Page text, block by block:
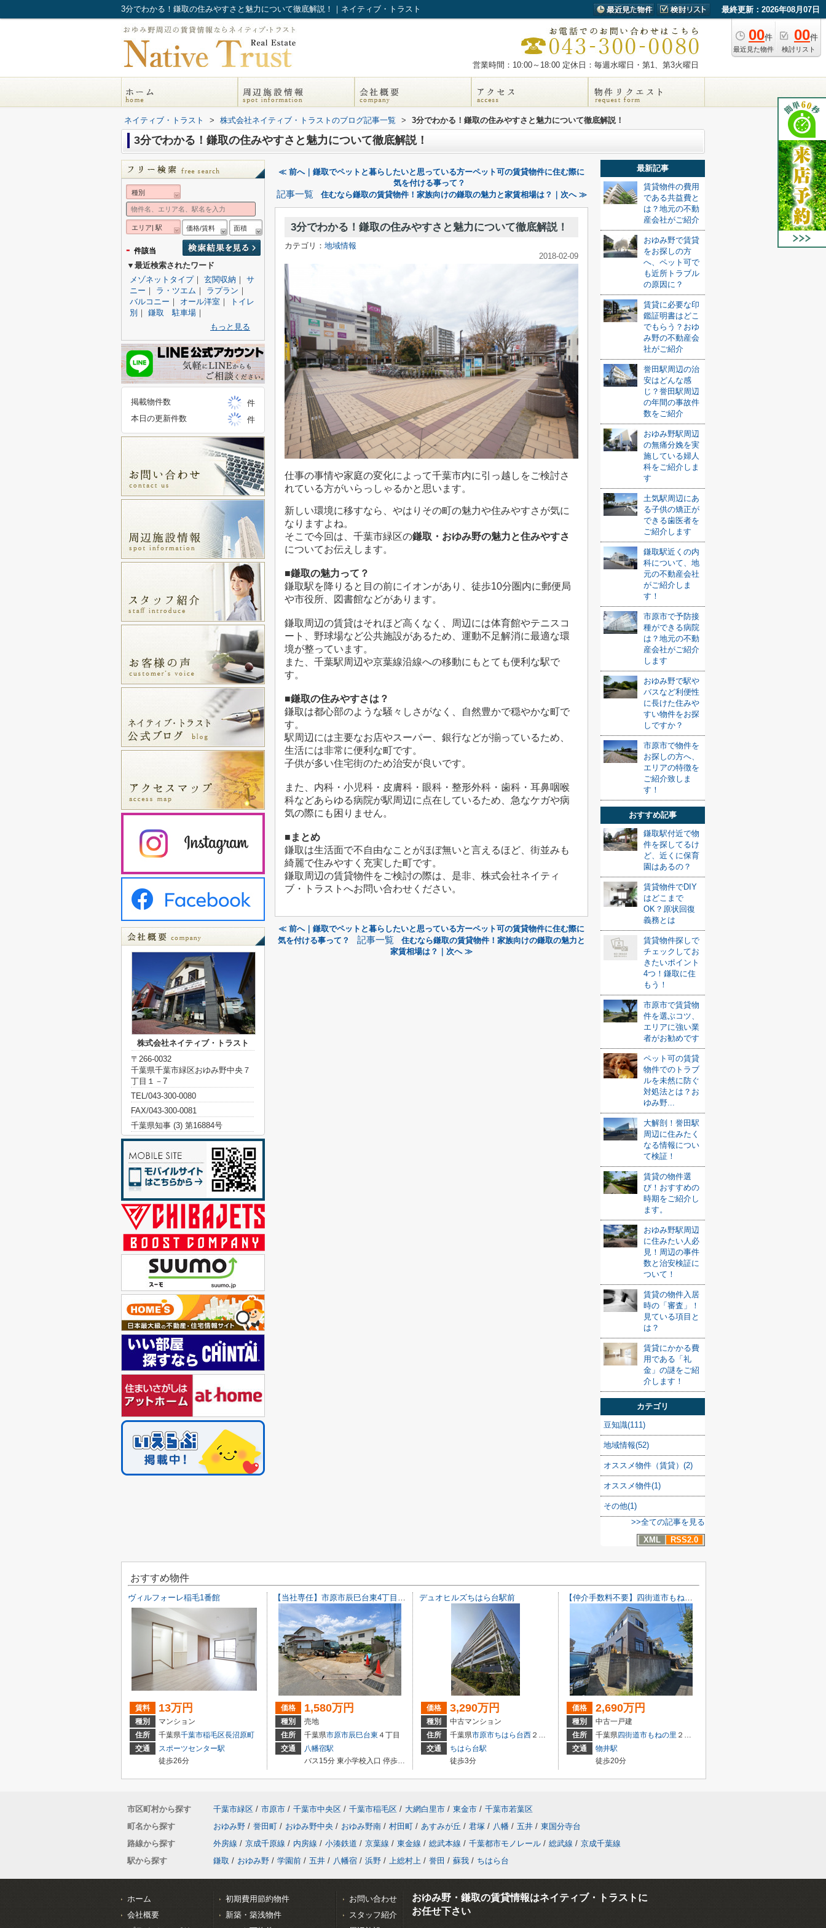
3分でわかる！鎌取の住みやすさと魅力について徹底解説！｜ネイティブ・トラスト 最終更新：2026年08月07日
00件
最近見た物件
00件
検討リスト
営業時間：10:00～18:00 定休日：毎週水曜日・第1、第3火曜日
ネイティブ・トラスト > 株式会社ネイティブ・トラストのブログ記事一覧 > 3分でわかる！鎌取の住みやすさと魅力について徹底解説！
3分でわかる！鎌取の住みやすさと魅力について徹底解説！
≪ 前へ｜鎌取でペットと暮らしたいと思っている方ーペット可の賃貸物件に住む際に
気を付ける事って？
記事一覧 住むなら鎌取の賃貸物件！家族向けの鎌取の魅力と家賃相場は？｜次へ ≫
3分でわかる！鎌取の住みやすさと魅力について徹底解説！
カテゴリ： 地域情報
2018-02-09
仕事の事情や家庭の変化によって千葉市内に引っ越しをご検討さ
れている方がいらっしゃるかと思います。
新しい環境に移すなら、やはりその町の魅力や住みやすさが気に
なりますよね。
そこで今回は、千葉市緑区の鎌取・おゆみ野の魅力と住みやすさ
についてお伝えします。
■鎌取の魅力って？
鎌取駅を降りると目の前にイオンがあり、徒歩10分圏内に郵便局
や市役所、図書館などがあります。
鎌取周辺の賃貸はそれほど高くなく、周辺には体育館やテニスコ
ート、野球場など公共施設があるため、運動不足解消に最適な環
境が整っています。
また、千葉駅周辺や京葉線沿線への移動にもとても便利な駅で
す。
■鎌取の住みやすさは？
鎌取は都心部のような騒々しさがなく、自然豊かで穏やかな町で
す。
駅周辺には主要なお店やスーパー、銀行などが揃っているため、
生活には非常に便利な町です。
子供が多い住宅街のため治安が良いです。
また、内科・小児科・皮膚科・眼科・整形外科・歯科・耳鼻咽喉
科などあらゆる病院が駅周辺に点在しているため、急なケガや病
気の際にも困りません。
■まとめ
鎌取は生活面で不自由なことがほぼ無いと言えるほど、街並みも
綺麗で住みやすく充実した町です。
鎌取周辺の賃貸物件をご検討の際は、是非、株式会社ネイティ
ブ・トラストへお問い合わせください。
≪ 前へ｜鎌取でペットと暮らしたいと思っている方ーペット可の賃貸物件に住む際に
気を付ける事って？
記事一覧
住むなら鎌取の賃貸物件！家族向けの鎌取の魅力と
家賃相場は？｜次へ ≫
最新記事
賃貸物件の費用
である共益費と
は？地元の不動
産会社がご紹介
おゆみ野で賃貸
をお探しの方
へ、ペット可で
も近所トラブル
の原因に？
賃貸に必要な印
鑑証明書はどこ
でもらう？おゆ
み野の不動産会
社がご紹介
誉田駅周辺の治
安はどんな感
じ？誉田駅周辺
の年間の事故件
数をご紹介
おゆみ野駅周辺
の無痛分娩を実
施している婦人
科をご紹介しま
す
土気駅周辺にあ
る子供の矯正が
できる歯医者を
ご紹介します
鎌取駅近くの内
科について、地
元の不動産会社
がご紹介しま
す！
市原市で予防接
種ができる病院
は？地元の不動
産会社がご紹介
します
おゆみ野で駅や
バスなど利便性
に長けた住みや
すい物件をお探
しですか？
市原市で物件を
お探しの方へ、
エリアの特徴を
ご紹介致しま
す！
おすすめ記事
鎌取駅付近で物
件を探してるけ
ど、近くに保育
園はあるの？
賃貸物件でDIY
はどこまで
OK？原状回復
義務とは
賃貸物件探しで
チェックしてお
きたいポイント
4つ！鎌取に住
もう！
市原市で賃貸物
件を選ぶコツ、
エリアに強い業
者がお勧めです
ペット可の賃貸
物件でのトラブ
ルを未然に防ぐ
対処法とは？お
ゆみ野...
大解剖！誉田駅
周辺に住みたく
なる情報につい
て検証！
賃貸の物件選
び！おすすめの
時期をご紹介し
ます。
おゆみ野駅周辺
に住みたい人必
見！周辺の事件
数と治安検証に
ついて！
賃貸の物件入居
時の「審査」！
見ている項目と
は？
賃貸にかかる費
用である「礼
金」の謎をご紹
介します！
カテゴリ
豆知識(111)
地域情報(52)
オススメ物件（賃貸）(2)
オススメ物件(1)
その他(1)
>>全ての記事を見る
XML
RSS2.0
種別
エリア| 駅 価格/賃料 面積
- 件該当
▼最近検索されたワード
メゾネットタイプ｜ 玄関収納 ｜ サ
ニー ｜ ラ・ツエム ｜ ラプラン ｜
バルコニー ｜ オール洋室 ｜
トイレ
別 ｜ 鎌取 駐車場 ｜
もっと見る
掲載物件数
件
本日の更新件数
件
株式会社ネイティブ・トラスト
〒266-0032
千葉県千葉市緑区おゆみ野中央７
丁目１－7
TEL/043-300-0080
FAX/043-300-0081
千葉県知事 (3) 第16884号
おすすめ物件
ヴィルフォーレ稲毛1番館
賃料 13万円
種別
マンション
住所
千葉県千葉市稲毛区長沼原町
交通
スポーツセンター駅
徒歩26分
【当社専任】市原市辰巳台東4丁目 売り土地
価格 1,580万円
種別
売地
住所
千葉県市原市辰巳台東 ４丁目
交通
八幡宿駅
バス15分 東小学校入口 停歩2分
デュオヒルズちはら台駅前
価格 3,290万円
種別
中古マンション
住所
千葉県市原市ちはら台西 ２丁目9-3
交通
ちはら台駅
徒歩3分
【仲介手数料不要】四街道市もねの里2丁目 中古戸建【内・外装リフォーム完了済み】
価格 2,690万円
種別
中古一戸建
住所
千葉県四街道市もねの里 ２丁目16-23
交通
物井駅
徒歩20分
市区町村から探す 千葉市緑区 / 市原市 / 千葉市中央区 / 千葉市稲毛区 / 大網白里市 / 東金市 / 千葉市若葉区
町名から探す
おゆみ野 / 誉田町 / おゆみ野中央 / おゆみ野南 / 村田町 / あすみが丘 / 君塚 / 八幡 / 五井 / 東国分寺台
路線から探す
外房線 / 京成千原線 / 内房線 / 小湊鉄道 / 京葉線 / 東金線 / 総武本線 / 千葉都市モノレール / 総武線 / 京成千葉線
駅から探す
鎌取 / おゆみ野 / 学園前 / 五井 / 八幡宿 / 浜野 / 上総村上 / 誉田 / 蘇我 / ちはら台
ホーム
会社概要
初期費用節約物件
新築・築浅物件
お問い合わせ
スタッフ紹介
おゆみ野・鎌取の賃貸情報はネイティブ・トラストに
お任せ下さい